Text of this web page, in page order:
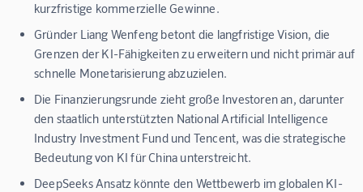
kurzfristige kommerzielle Gewinne.
Gründer Liang Wenfeng betont die langfristige Vision, die
Grenzen der KI-Fähigkeiten zu erweitern und nicht primär auf
schnelle Monetarisierung abzuzielen.
Die Finanzierungsrunde zieht große Investoren an, darunter
den staatlich unterstützten National Artificial Intelligence
Industry Investment Fund und Tencent, was die strategische
Bedeutung von KI für China unterstreicht.
DeepSeeks Ansatz könnte den Wettbewerb im globalen KI-